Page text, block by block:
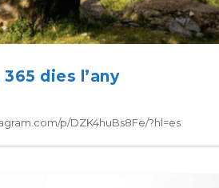
dies l’any
p/DZK4huBs8Fe/?hl=es